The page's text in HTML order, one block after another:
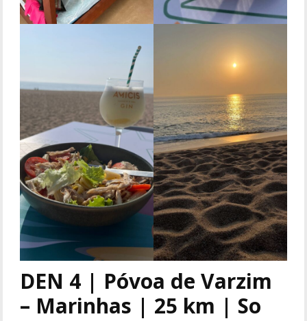
DEN 4 | Póvoa de Varzim
– Marinhas | 25 km | So